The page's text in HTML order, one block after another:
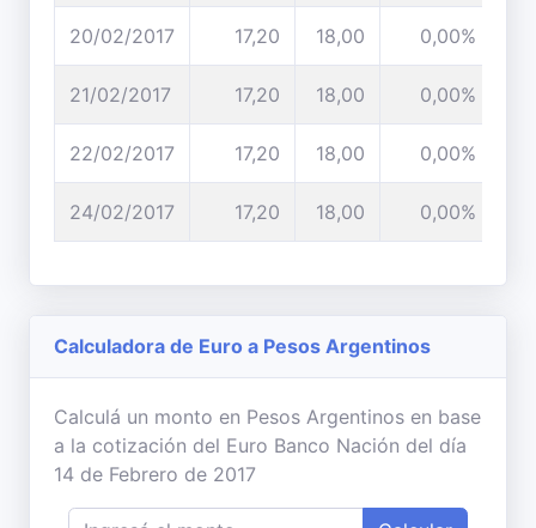
20/02/2017 17,20 18,00 0,00%
21/02/2017 17,20 18,00 0,00%
22/02/2017 17,20 18,00 0,00%
24/02/2017 17,20 18,00 0,00%
Calculadora de Euro a Pesos Argentinos
Calculá un monto en Pesos Argentinos en base
a la cotización del Euro Banco Nación del día
14 de Febrero de 2017